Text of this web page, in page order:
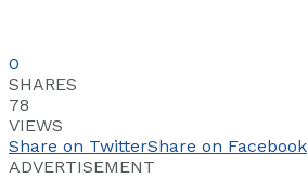
0
SHARES
78
VIEWS
Share on TwitterShare on Facebook
ADVERTISEMENT